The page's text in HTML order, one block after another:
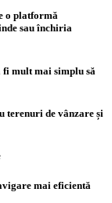
o platformă
sau închiria
mult mai simplu să
terenuri de vânzare și
mai eficientă